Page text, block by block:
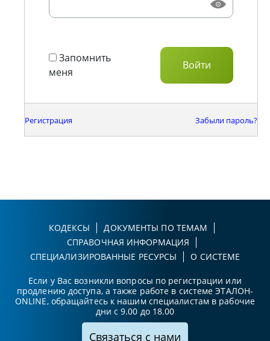
Запомнить
меня
Регистрация Забыли пароль?
КОДЕКСЫ
ДОКУМЕНТЫ ПО ТЕМАМ
СПРАВОЧНАЯ ИНФОРМАЦИЯ
СПЕЦИАЛИЗИРОВАННЫЕ РЕСУРСЫ
О СИСТЕМЕ
Если у Вас возникли вопросы по регистрации или
продлению доступа, а также работе в системе ЭТАЛОН-
ONLINE, обращайтесь к нашим специалистам в рабочие
дни с 9.00 до 18.00
Связаться с нами